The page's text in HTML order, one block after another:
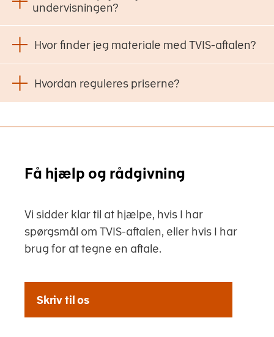
undervisningen?
Hvor finder jeg materiale med TVIS-aftalen?
Hvordan reguleres priserne?
Få hjælp og rådgivning
Vi sidder klar til at hjælpe, hvis I har
spørgsmål om TVIS-aftalen, eller hvis I har
brug for at tegne en aftale.
Skriv til os